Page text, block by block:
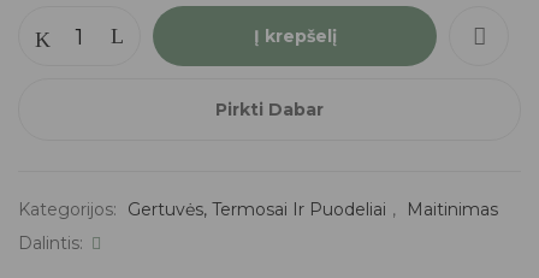
Į krepšelį
Pirkti Dabar
Kategorijos: Gertuvės, Termosai Ir Puodeliai ,
Maitinimas
Dalintis: